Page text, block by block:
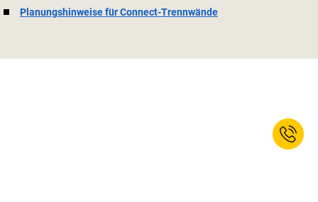
Planungshinweise für Connect-Trennwände